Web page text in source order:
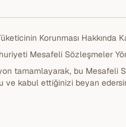
Korunması Hakkında
Mesafeli Sözleşmeler
tamamlayarak, bu Mesafeli
ve kabul ettiğinizi beyan